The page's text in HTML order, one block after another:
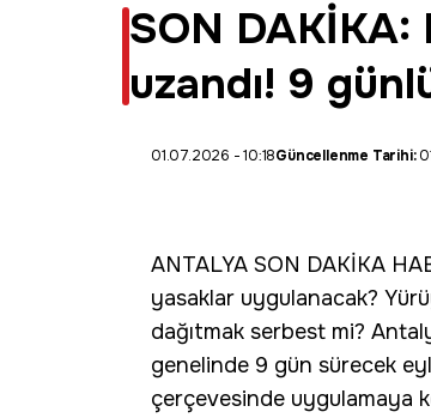
SON
uzandı! 9
01.07.2026 - 10:18Güncellenme Tarihi:
ANTALYA SON DAKİKA
yasaklar uygulanacak?
dağıtmak serbest mi?
genelinde 9 gün sürecek
çerçevesinde uygulamaya